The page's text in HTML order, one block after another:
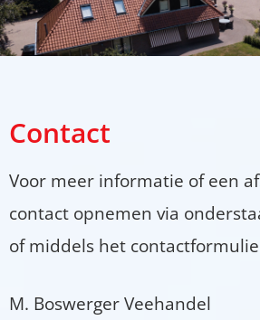
Contact
Voor meer informatie of een
contact opnemen via
of middels het
M. Boswerger Veehandel